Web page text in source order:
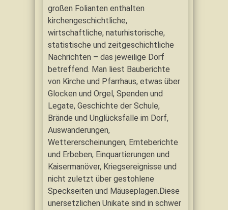
großen Folianten enthalten
kirchengeschichtliche,
wirtschaftliche, naturhistorische,
statistische und zeitgeschichtliche
Nachrichten – das jeweilige Dorf
betreffend. Man liest Bauberichte
von Kirche und Pfarrhaus, etwas über
Glocken und Orgel, Spenden und
Legate, Geschichte der Schule,
Brände und Unglücksfälle im Dorf,
Auswanderungen,
Wettererscheinungen, Ernteberichte
und Erbeben, Einquartierungen und
Kaisermanöver, Kriegsereignisse und
nicht zuletzt über gestohlene
Speckseiten und Mäuseplagen.Diese
unersetzlichen Unikate sind in schwer